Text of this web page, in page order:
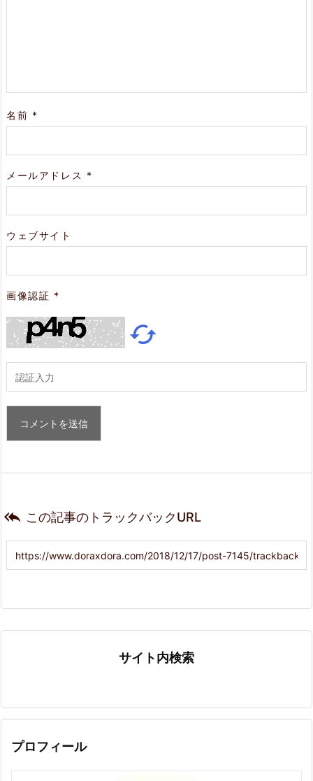
名前 *
メールアドレス *
ウェブサイト
画像認証 *

 この記事のトラックバックURL
サイト内検索
プロフィール